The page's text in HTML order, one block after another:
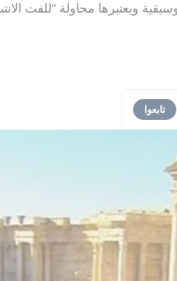
ويعتبرها محاولة "للفت
تابعوا